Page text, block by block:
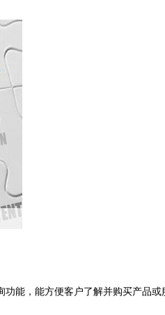
能，能方便客户了解并购买产品或